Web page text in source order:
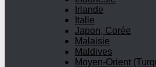
Irlande
Italie
Japon, Corée
Malaisie
Maldives
Moyen-Orient